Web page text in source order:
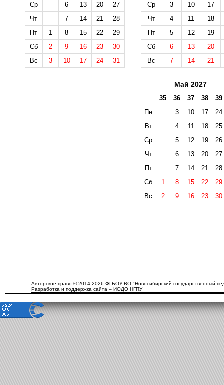
Ср
6 13 20
27
Чт
7 14 21
28
Пт
1 8 15 22
29
Сб
2 9 16 23
30
Вс
3 10 17 24 31
Ср
3 10
17
Чт
4 11
18
Пт
5 12
19
Сб
6 13
20
Вс
7 14 21
Май 2027
35 36 37 38
39
Пн
3 10 17
24
Вт
4 11 18
25
Ср
5 12 19
26
Чт
6 13 20
27
Пт
7 14 21
28
Сб
1 8 15 22
29
Вс
2 9 16 23 30
Авторское право © 2014-2026 ФГБОУ ВО "Новосибирский государственный
Разработка и поддержка сайта – ИОДО НГПУ